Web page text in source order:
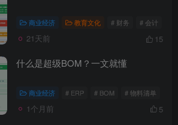
商业经济 教育文化 # 财务 # 会计
21天前 15
什么是超级BOM？一文就懂
商业经济 # ERP # BOM # 物料清单
1个月前 5